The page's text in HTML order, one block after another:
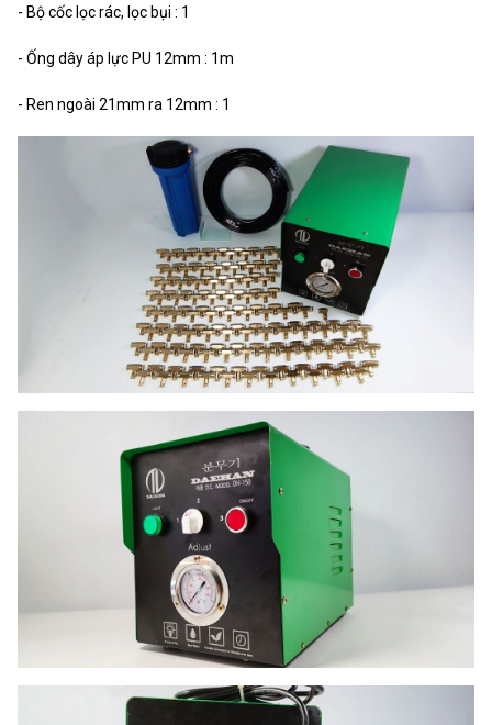
- Bộ cốc lọc rác, lọc bụi : 1
- Ống dây áp lực PU 12mm : 1m
- Ren ngoài 21mm ra 12mm : 1